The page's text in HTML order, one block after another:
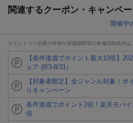
関連するクーポン・キャンペ
開催中
※エントリー必要の有無や実施期間等の各種詳細条件は
【条件達成でポイント最大10倍】
ェア (8/3-8/31）
【対象者限定】全ジャンル対象！
りキャンペーン
条件達成でポイント2倍！楽天モバ
倍